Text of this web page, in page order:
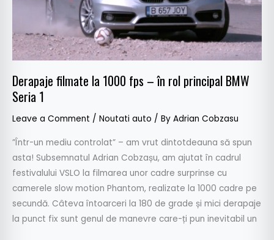
Derapaje filmate la 1000 fps – în rol principal BMW
Seria 1
Leave a Comment / Noutati auto / By Adrian Cobzasu
”Într-un mediu controlat” – am vrut dintotdeauna să spun
asta! Subsemnatul Adrian Cobzașu, am ajutat în cadrul
festivalului VSLO la filmarea unor cadre surprinse cu
camerele slow motion Phantom, realizate la 1000 cadre pe
secundă. Câteva întoarceri la 180 de grade și mici derapaje
la punct fix sunt genul de manevre care-ți pun inevitabil un
rol
principal
Seria
1